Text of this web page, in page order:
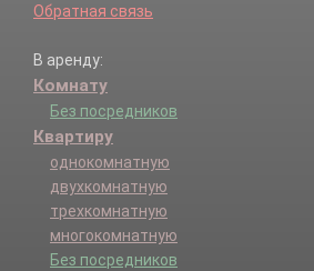
Обратная связь
В аренду:
Комнату
Без посредников
Квартиру
однокомнатную
двухкомнатную
трехкомнатную
многокомнатную
Без посредников